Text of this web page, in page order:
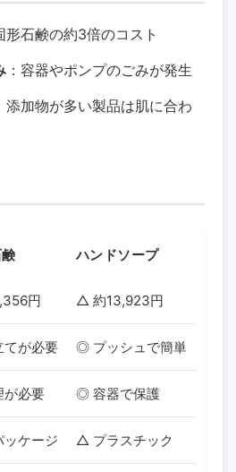
形石鹸の約3倍のコスト
：容器やポンプのごみが発生
添加物が多い製品は肌に合わ
ハンドソープ
円 △ 約13,923円
が必要 ◎ プッシュで簡単
必要 ◎ 容器で保護
ケージ △ プラスチック